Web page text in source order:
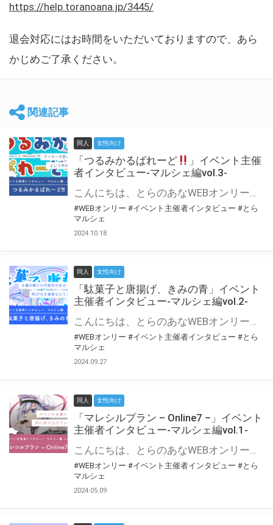
https://help.toranoana.jp/3445/
退会対応にはお時間をいただいておりますので、あら
かじめご了承ください。
関連記事
同人 女性向け
「つるみかるぱれーど
」イベント主催
者インタビュー-マルシェ編vol.3-
こんにちは、とらのあなWEBオンリー運営スタッフです。 新たにお届けする、イベント主催者インタビュー-マルシェ編-は、 とらのあなWEBオンリー「マルシェ」をご利用した主催様に 「マルシェ」を使って開催した感想や心がけをお聞きする企画です。 今回は、WEBオンリー初開催「つるみかるぱれーど
#WEBオンリー #イベント主催者インタビュー #とら
マルシェ
2024.10.18
同人 女性向け
「駄菓子と唐揚げ、きみの青」イベント
主催者インタビュー-マルシェ編vol.2-
こんにちは、とらのあなWEBオンリー運営スタッフです。 新たにお届けする、イベント主催者インタビュー-マルシェ編-は、 とらのあなWEBオンリー「マルシェ」をご利用の主催様に 「マルシェ」を使ってイベントを開催した感想や心がけをお聞きする企画です。 今回は、WEBオンリー初開催「駄菓子と唐揚げ、きみの青」より、 主催のぎこ六屋様にお話を伺いました。 協力：ぎこ六屋様／イベント公式Twitter（@krkgwks） とらのあなWEBオンリー「マルシェ」とは？ WEBオンリーでリアルタイムでコミュニケーションがとれるオンライン会場です。
#WEBオンリー #イベント主催者インタビュー #とら
マルシェ
2024.09.27
同人 女性向け
「マレシルプラン – Online7 –」イベント
主催者インタビュー-マルシェ編vol.1-
こんにちは、とらのあなWEBオンリー運営スタッフです。 新たにお届けする、イベント主催者インタビュー-マルシェ編-は、 とらのあなWEBオンリー「マルシェ」をご利用した主催様に 「マルシェ」を使って開催した感想や心がけをお聞きする企画です。 今回は、WEBオンリー開催7回目迎えた「マレシルプラン – Online7 –」より、 主催の玉川うた様にお話を伺いました。 ▼マレシルプランのインタビュー前回記事 「イベント主催者インタビュー vol.6」はこちら 協力：玉川うた様（マレシルプラン実行委員会 代表）／イベント公式Twitter（@mallesil_plan） とらのあなWEBオンリー「マルシェ」とは？ WEBオンリーでリアルタイムでコミュニケーションがとれるオンライン会場です。
#WEBオンリー #イベント主催者インタビュー #とら
マルシェ
2024.05.09